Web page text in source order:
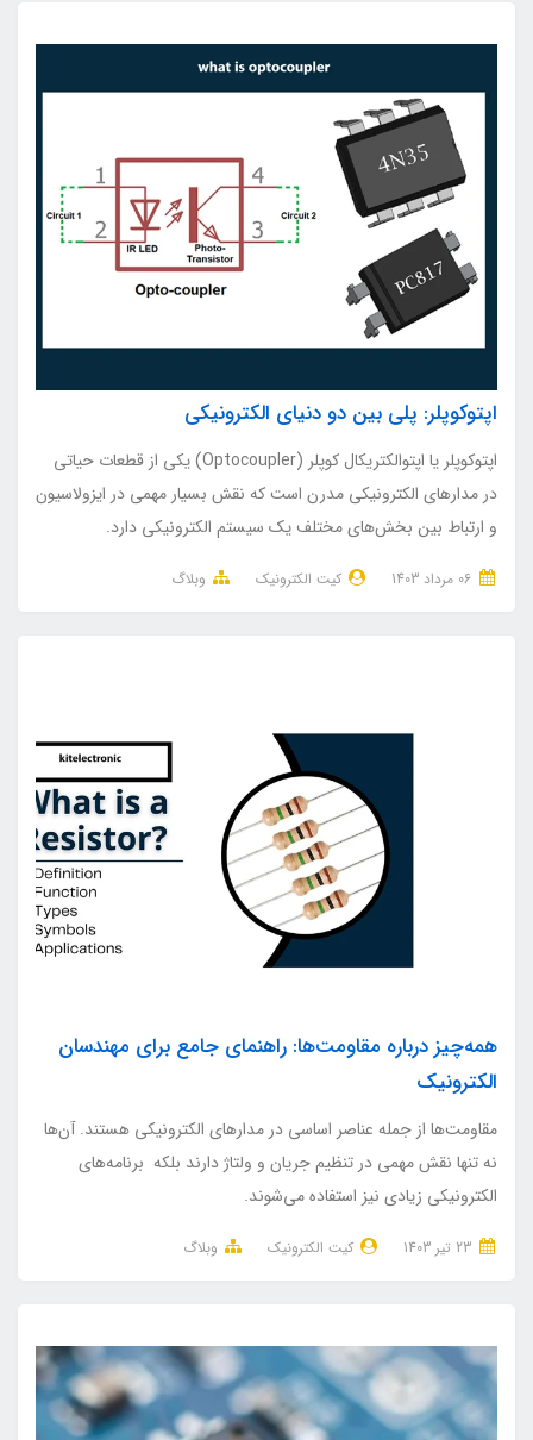
اپتوکوپلر: پلی بین دو دنیای الکترونیکی
اپتوکوپلر یا اپتوالکتریکال کوپلر (Optocoupler) یکی از قطعات حیاتی
در مدارهای الکترونیکی مدرن است که نقش بسیار مهمی در ایزولاسیون
و ارتباط بین بخش‌های مختلف یک سیستم الکترونیکی دارد.
کیت الکترونیک وبلاگ
همه‌چیز درباره مقاومت‌ها: راهنمای جامع برای مهندسان
الکترونیک
مقاومت‌ها از جمله عناصر اساسی در مدارهای الکترونیکی هستند. آن‌ها
نه تنها نقش مهمی در تنظیم جریان و ولتاژ دارند بلکه برنامه‌های
الکترونیکی زیادی نیز استفاده می‌شوند.
کیت الکترونیک وبلاگ